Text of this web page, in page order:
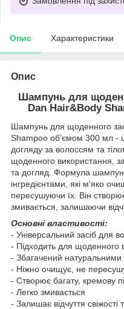
Опис Характеристики
Опис
Шампунь для
Dan Hair&Body
Шампунь для щоденного
Shampoo об'ємом 300 мл -
догляду за волоссям та
щоденного використання,
та догляд. Формула
інгредієнтами, які м'яко
пересушуючи їх. Він
змивається, залишаючи
Основні властивості:
- Універсальний засіб для
- Підходить для щоденного
- Збагачений натуральними
- Ніжно очищує, не
- Створює багату, кремову
- Легко змивається
- Залишає відчуття свіжості